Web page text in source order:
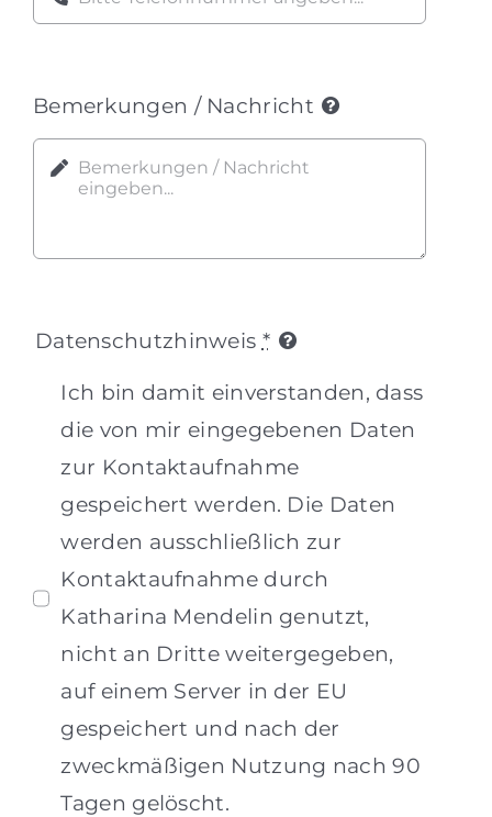
Bemerkungen / Nachricht
Datenschutzhinweis *
Ich bin damit einverstanden, dass
die von mir eingegebenen Daten
zur Kontaktaufnahme
gespeichert werden. Die Daten
werden ausschließlich zur
Kontaktaufnahme durch
Katharina Mendelin genutzt,
nicht an Dritte weitergegeben,
auf einem Server in der EU
gespeichert und nach der
zweckmäßigen Nutzung nach 90
Tagen gelöscht.